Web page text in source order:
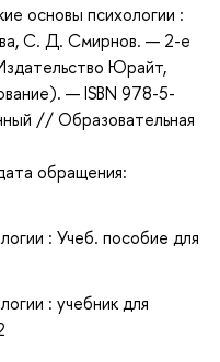
основы психологии :
С. Д. Смирнов. — 2-е
Юрайт,
— ISBN 978-5-
// Образовательная
обращения:
: Учеб. пособие для
: учебник для